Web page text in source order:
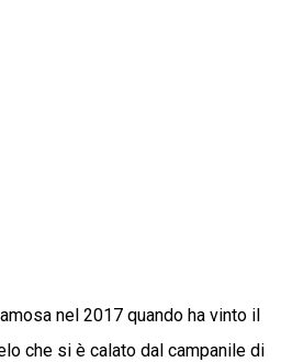
nel 2017 quando ha vinto il
che si è calato dal campanile di